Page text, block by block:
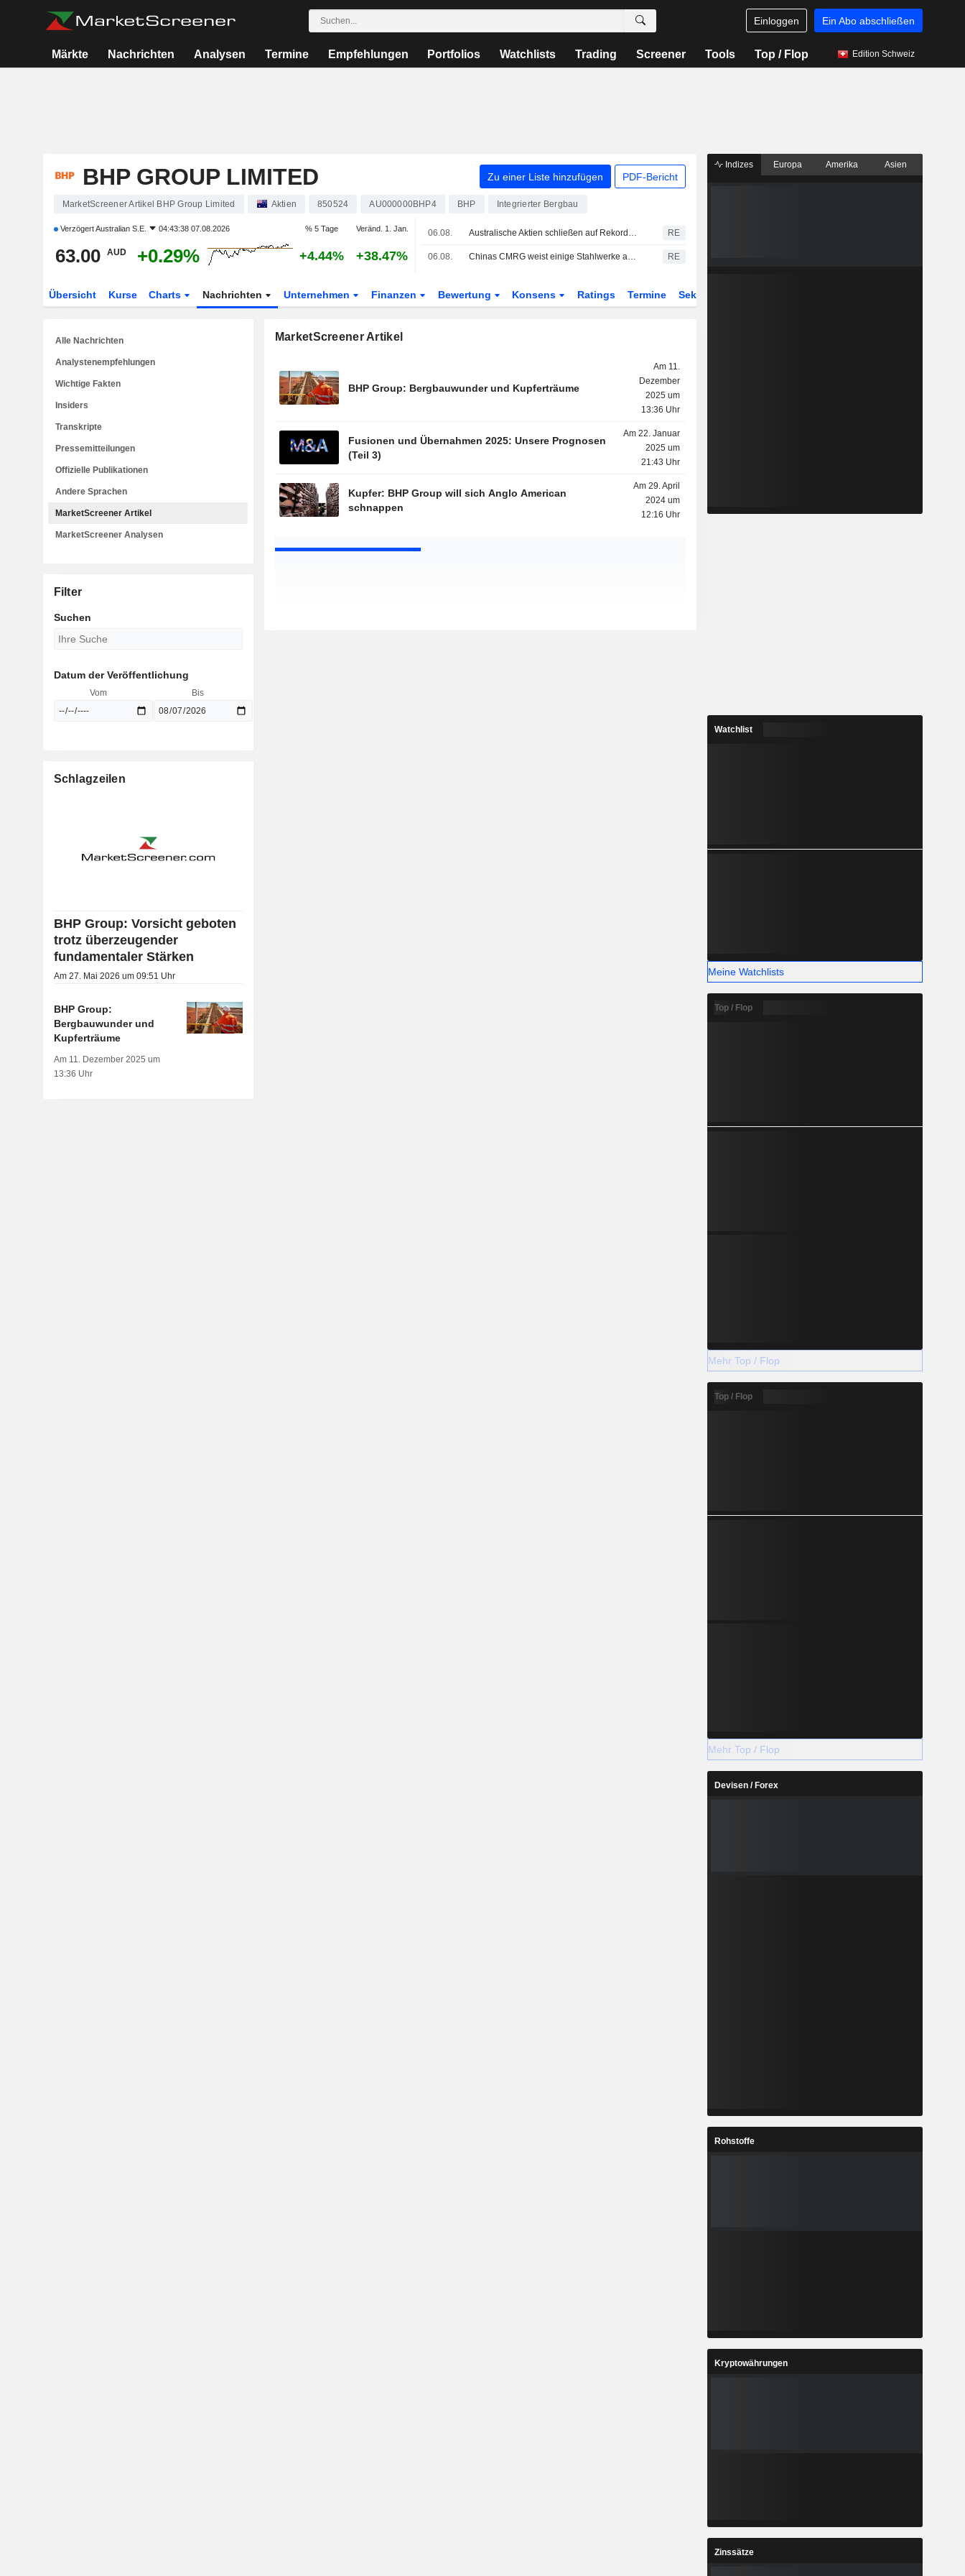
Einloggen Ein Abo abschließen
Märkte Nachrichten Analysen Termine Empfehlungen Portfolios Watchlists Trading Screener Tools Top / Flop Edition Schweiz
BHP GROUP LIMITED Zu einer Liste hinzufügen PDF-Bericht
MarketScreener Artikel BHP Group Limited Aktien 850524 AU000000BHP4 BHP Integrierter Bergbau
VerzögertAustralian S.E. 04:43:38 07.08.2026 % 5 Tage Veränd. 1. Jan.
63.00 AUD +0.29% +4.44% +38.47%
06.08. Australische Aktien schließen auf Rekordniveau: Anleger suchen Schutz vor KI-Volatilität RE
06.08. Chinas CMRG weist einige Stahlwerke an, Gespräche mit Rio Tinto auszusetzen, sagen Quellen RE
Übersicht Kurse Charts Nachrichten Unternehmen Finanzen Bewertung Konsens Ratings Termine Sektor
MarketScreener Artikel
BHP Group: Bergbauwunder und Kupferträume
Am 11.
Dezember
2025 um
13:36 Uhr
Fusionen und Übernahmen 2025: Unsere Prognosen
(Teil 3)
Am 22. Januar
2025 um
21:43 Uhr
Kupfer: BHP Group will sich Anglo American
schnappen
Am 29. April
2024 um
12:16 Uhr
Alle Nachrichten
Analystenempfehlungen
Wichtige Fakten
Insiders
Transkripte
Pressemitteilungen
Offizielle Publikationen
Andere Sprachen
MarketScreener Artikel
MarketScreener Analysen
Filter
Suchen
Datum der Veröffentlichung
Vom Bis
Schlagzeilen
BHP Group: Vorsicht geboten
trotz überzeugender
fundamentaler Stärken
Am 27. Mai 2026 um 09:51 Uhr
BHP Group:
Bergbauwunder und
Kupferträume
Am 11. Dezember 2025 um
13:36 Uhr
Indizes Europa Amerika Asien
Watchlist
Meine Watchlists
Top / Flop
Mehr Top / Flop
Top / Flop
Mehr Top / Flop
Devisen / Forex
Rohstoffe
Kryptowährungen
Zinssätze